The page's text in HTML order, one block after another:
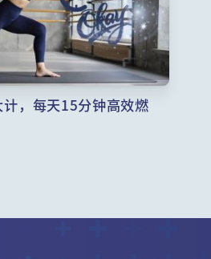
，每天15分钟高效燃